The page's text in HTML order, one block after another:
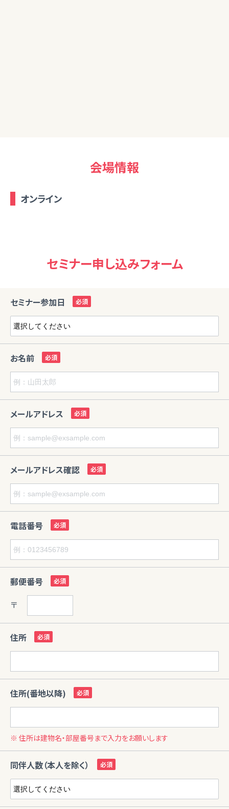
会場情報
オンライン
セミナー申し込みフォーム
セミナー参加日
お名前
メールアドレス
メールアドレス確認
電話番号
郵便番号
〒
住所
住所(番地以降)
※ 住所は建物名・部屋番号まで入力をお願いします
同伴人数（本人を除く）